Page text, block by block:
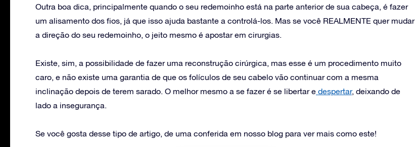
Outra boa dica, principalmente quando o seu redemoinho está na parte anterior de sua cabeça, é fazer
um alisamento dos fios, já que isso ajuda bastante a controlá-los. Mas se você REALMENTE quer mudar
a direção do seu redemoinho, o jeito mesmo é apostar em cirurgias.
Existe, sim, a possibilidade de fazer uma reconstrução cirúrgica, mas esse é um procedimento muito
caro, e não existe uma garantia de que os folículos de seu cabelo vão continuar com a mesma
inclinação depois de terem sarado. O melhor mesmo a se fazer é se libertar e despertar, deixando de
lado a insegurança.
Se você gosta desse tipo de artigo, de uma conferida em nosso blog para ver mais como este!